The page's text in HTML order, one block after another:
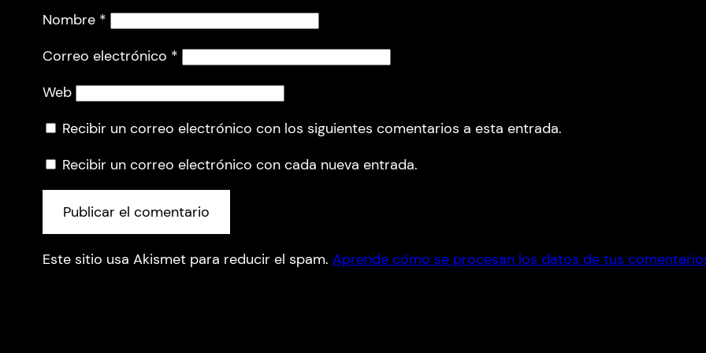
Nombre *
Correo electrónico *
Web
Recibir un correo electrónico con los siguientes comentarios a esta entrada.
Recibir un correo electrónico con cada nueva entrada.
Este sitio usa Akismet para reducir el spam. Aprende cómo se procesan los datos de tus